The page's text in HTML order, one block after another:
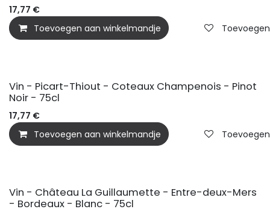
17,77 €
Toevoegen aan winkelmandje
Vin - Picart-Thiout - Coteaux Champenois - Pinot
Noir - 75cl
17,77 €
Toevoegen aan winkelmandje
Vin - Château La Guillaumette - Entre-deux-Mers
- Bordeaux - Blanc - 75cl